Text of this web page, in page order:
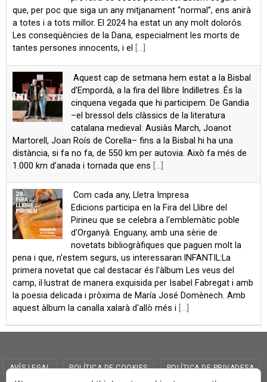
que, per poc que siga un any mitjanament “normal”, ens anirà
a totes i a tots millor. El 2024 ha estat un any molt dolorós.
Les conseqüències de la Dana, especialment les morts de
tantes persones innocents, i el [...]
Aquest cap de setmana hem estat a la Bisbal
d’Empordà, a la fira del llibre Indilletres. És la
cinquena vegada que hi participem. De Gandia
–el bressol dels clàssics de la literatura
catalana medieval: Ausiàs March, Joanot
Martorell, Joan Roís de Corella– fins a la Bisbal hi ha una
distància, si fa no fa, de 550 km per autovia. Això fa més de
1.000 km d’anada i tornada que ens [...]
Com cada any, Lletra Impresa
Edicions participa en la Fira del Llibre del
Pirineu que se celebra a l'emblemàtic poble
d'Organyà. Enguany, amb una sèrie de
novetats bibliogràfiques que paguen molt la
pena i que, n'estem segurs, us interessaran.INFANTIL:La
primera novetat que cal destacar és l'àlbum Les veus del
camp, il·lustrat de manera exquisida per Isabel Fabregat i amb
la poesia delicada i pròxima de María José Domènech. Amb
aquest àlbum la canalla xalarà d'allò més i [...]
AVÍS LEGAL POLÍTICA DE COOKIES POLÍTICA DE PRIVADESA